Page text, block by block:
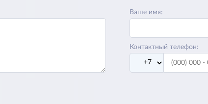
Ваше имя:
Контактный телефон: